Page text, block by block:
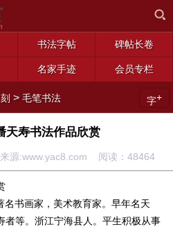
书法字帖 碑帖长卷
名家手迹 会员专栏
>毛笔书法 字+
天寿书法作品欣赏
:www.yac8.com 阅读： 48464
书画家，美术教育家。早年名天
者等。浙江宁海县人。平生积极从事